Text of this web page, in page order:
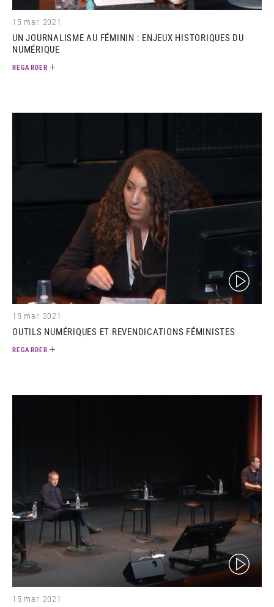
15 mar. 2021
UN JOURNALISME AU FÉMININ : ENJEUX HISTORIQUES DU
NUMÉRIQUE
REGARDER
(video)
15 mar. 2021
OUTILS NUMÉRIQUES ET REVENDICATIONS FÉMINISTES
REGARDER
(video)
15 mar. 2021